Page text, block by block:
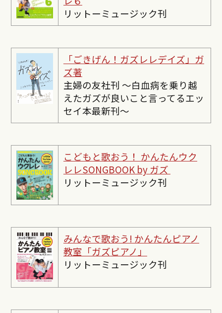
リットーミュージック刊
「ごきげん！ガズレレデイズ」ガ
ズ著
主婦の友社刊 〜白血病を乗り越
えたガズが良いこと言ってるエッ
セイ本最新刊〜
こどもと歌おう！ かんたんウク
レレSONGBOOK by ガズ
リットーミュージック刊
みんなで歌おう! かんたんピアノ
教室「ガズピアノ」
リットーミュージック刊